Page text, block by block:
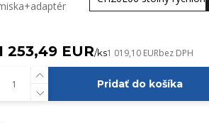
253,49 EUR/ks1 019,10 EURbez DPH
Pridať do košíka